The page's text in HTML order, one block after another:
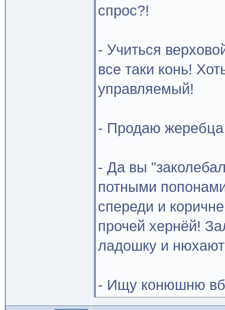
спрос?!
- Учиться
все таки конь!
управляемый!
- Продаю жеребца
- Да вы
потными
спереди и
прочей хернёй!
ладошку и
- Ищу конюшню